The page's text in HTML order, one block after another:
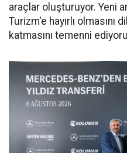
araçlar oluşturuyor. Yeni
Turizm'e hayırlı olmasını
katmasını temenni